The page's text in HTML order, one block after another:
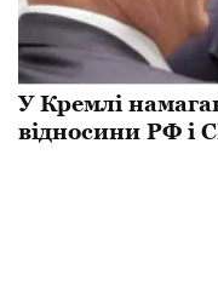
У Кремлі
відносини РФ і